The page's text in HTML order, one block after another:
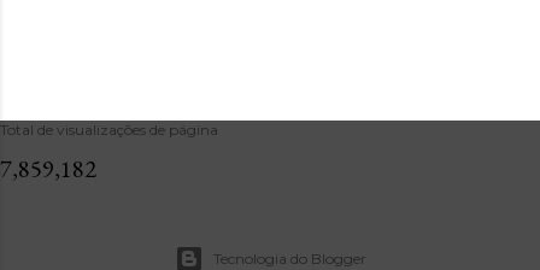
Total de visualizações de página
7,859,182
Tecnologia do Blogger